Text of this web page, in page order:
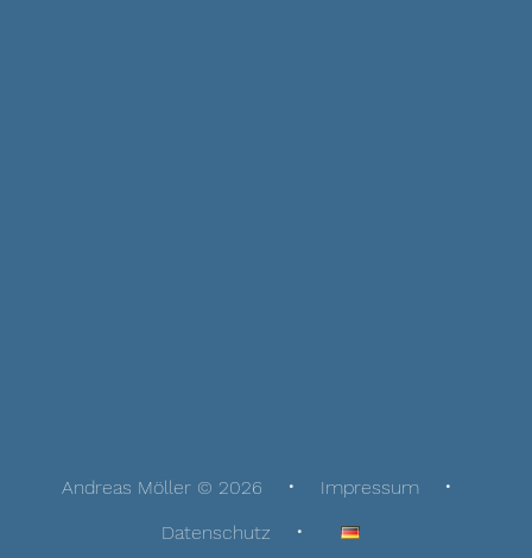
Andreas Möller © 2026
Impressum
Datenschutz